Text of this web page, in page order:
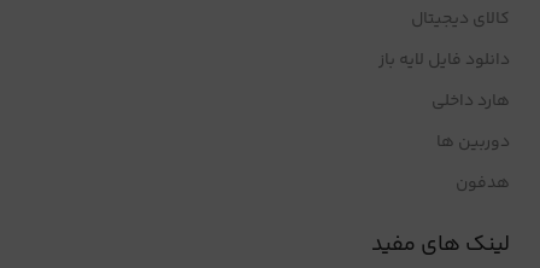
کالای دیجیتال
دانلود فایل لایه باز
هارد داخلی
دوربین ها
هدفون
لینک های مفید